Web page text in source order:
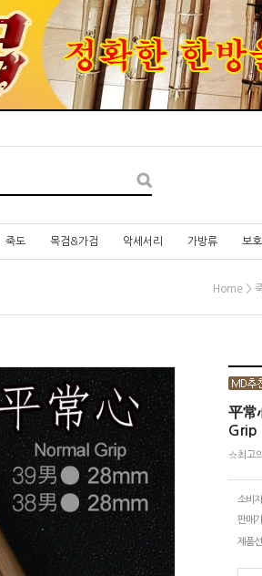
죽도 목검&가검 악세서리 가방류 보호
Home >
平常
Grip
☆최고
소비
판매
제품